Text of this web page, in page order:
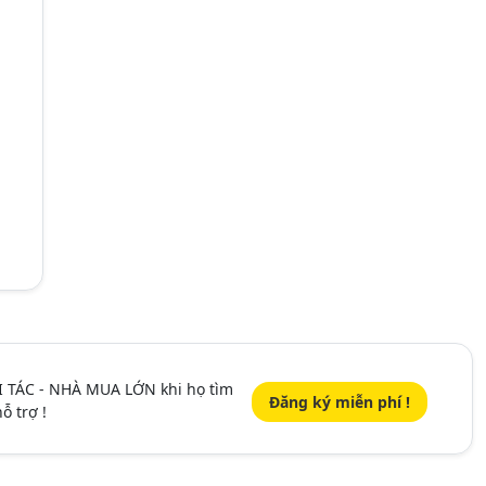
- NHÀ MUA LỚN khi họ tìm
trợ !
Đăng ký miễn phí !